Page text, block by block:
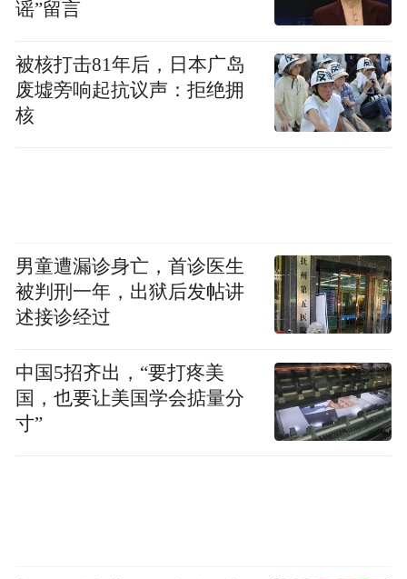
谣”留言
被核打击81年后，日本广岛
废墟旁响起抗议声：拒绝拥
核
男童遭漏诊身亡，首诊医生
被判刑一年，出狱后发帖讲
述接诊经过
中国5招齐出，“要打疼美
国，也要让美国学会掂量分
寸”